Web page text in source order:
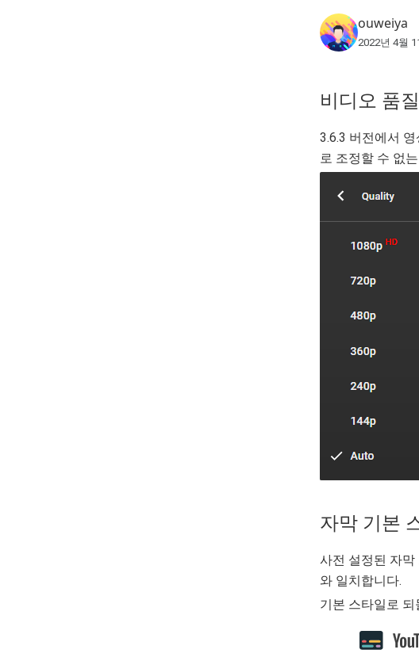
ouweiya
2022년 4월
비디오 품
3.6.3 버전에서
로 조정할 수 없
자막 기본
사전 설정된 자막
와 일치합니다.
기본 스타일로